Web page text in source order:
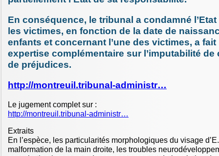
En conséquence, le tribunal a condamné
les victimes, en fonction de la date de
enfants et concernant l’une des victimes, a
expertise complémentaire sur l’imputabilité de
de préjudices.
http://montreuil.tribunal-administr…
Le jugement complet sur :
http://montreuil.tribunal-administr…
Extraits
En l’espèce, les particularités morphologiques du visage
malformation de la main droite, les troubles